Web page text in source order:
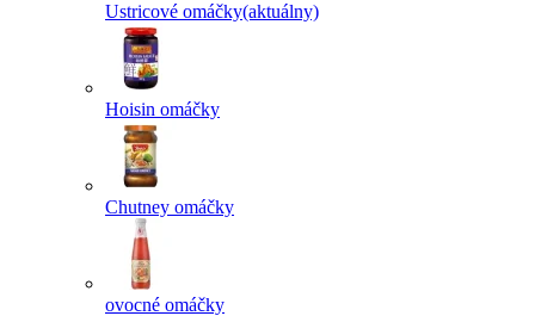
Ustricové omáčky(aktuálny)
Hoisin omáčky
Chutney omáčky
ovocné omáčky